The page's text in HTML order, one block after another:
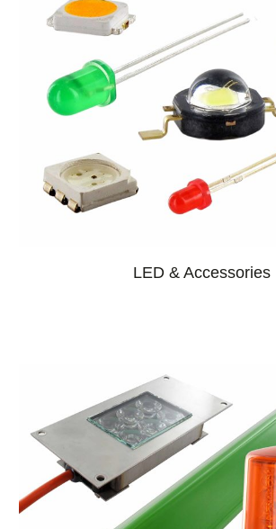
LED & Accessories